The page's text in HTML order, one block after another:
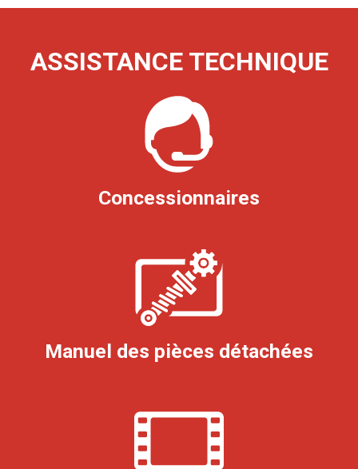
ASSISTANCE TECHNIQUE
Concessionnaires
Manuel des pièces détachées